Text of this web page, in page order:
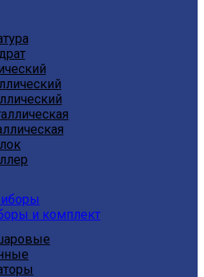
и комплект